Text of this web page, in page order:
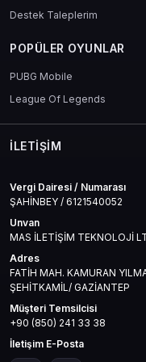
Damage reduction
Değerinde
Eğer pazarda rol almak,
kazanç sağlamak
taşır.
16.000 eCoin ile:
Düşük al-sat yapabilir
Etkinliklerde öne
Pazarda kendi
Destek Taleplerim
POPÜLER OYUNLAR
PUBG Mobile
League Of Legends
İLETIŞIM
Vergi Dairesi / Numarası
ŞAHİNBEY / 6121540052
Unvan
MAS İLETİŞİM TEKNOLOJİ
Adres
FATİH MAH. KAMURAN
ŞEHİTKAMİL/ GAZİANTEP
Müşteri Temsilcisi
+90 (850) 241 33 38
İletişim E-Posta